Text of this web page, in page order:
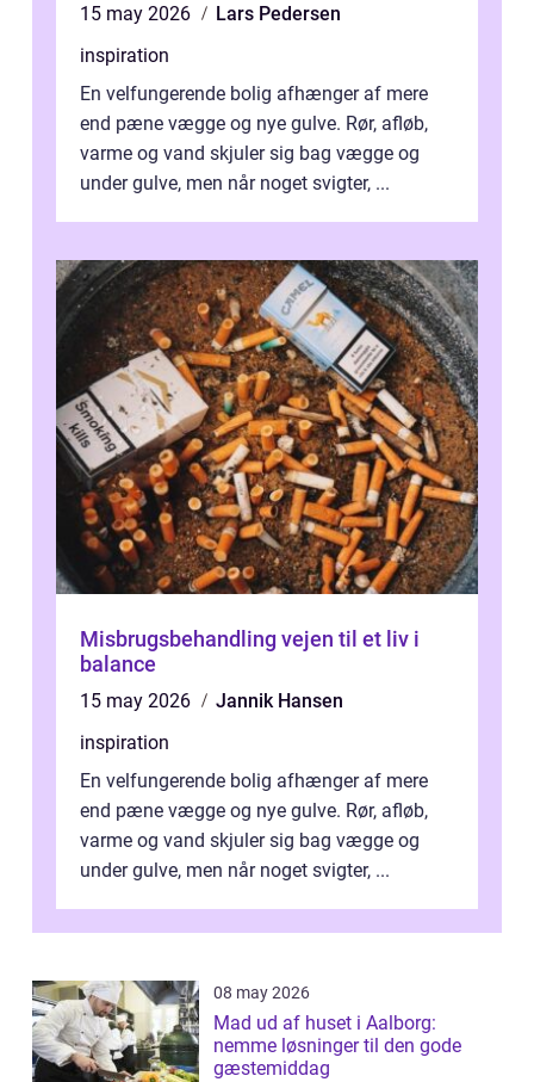
15 may 2026
Lars Pedersen
inspiration
En velfungerende bolig afhænger af mere
end pæne vægge og nye gulve. Rør, afløb,
varme og vand skjuler sig bag vægge og
under gulve, men når noget svigter, ...
Misbrugsbehandling vejen til et liv i
balance
15 may 2026
Jannik Hansen
inspiration
En velfungerende bolig afhænger af mere
end pæne vægge og nye gulve. Rør, afløb,
varme og vand skjuler sig bag vægge og
under gulve, men når noget svigter, ...
08 may 2026
Mad ud af huset i Aalborg:
nemme løsninger til den gode
gæstemiddag